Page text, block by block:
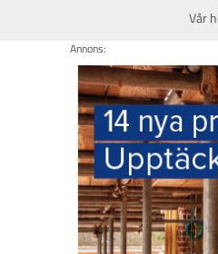
Annons:
Vår